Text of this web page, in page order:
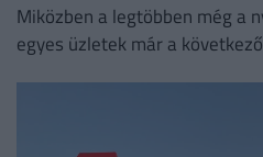
Miközben a legtöbben még a
egyes üzletek már a